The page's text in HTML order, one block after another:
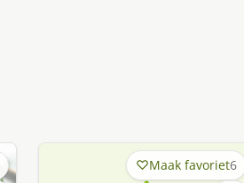
Maak favoriet6